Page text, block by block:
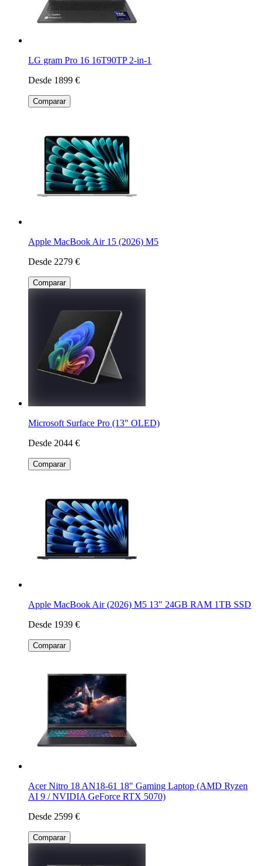
LG gram Pro 16 16T90TP 2-in-1
Desde 1899 €
Comparar
Apple MacBook Air 15 (2026) M5
Desde 2279 €
Comparar
Microsoft Surface Pro (13" OLED)
Desde 2044 €
Comparar
Apple MacBook Air (2026) M5 13" 24GB RAM 1TB SSD
Desde 1939 €
Comparar
Acer Nitro 18 AN18-61 18" Gaming Laptop (AMD Ryzen
AI 9 / NVIDIA GeForce RTX 5070)
Desde 2599 €
Comparar